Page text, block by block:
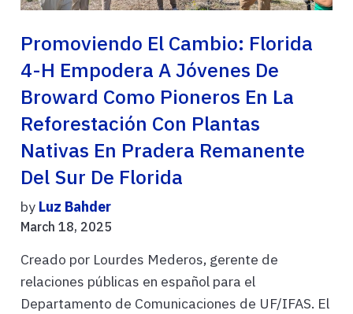
Promoviendo El Cambio: Florida
4-H Empodera A Jóvenes De
Broward Como Pioneros En La
Reforestación Con Plantas
Nativas En Pradera Remanente
Del Sur De Florida
by Luz Bahder
March 18, 2025
Creado por Lourdes Mederos, gerente de
relaciones públicas en español para el
Departamento de Comunicaciones de UF/IFAS. El